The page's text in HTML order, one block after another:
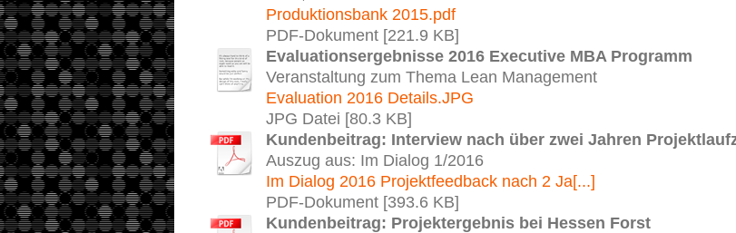
Produktionsbank 2015.pdf
PDF-Dokument [221.9 KB]
Evaluationsergebnisse 2016 Executive MBA Programm
Veranstaltung zum Thema Lean Management
Evaluation 2016 Details.JPG
JPG Datei [80.3 KB]
Kundenbeitrag: Interview nach über zwei Jahren
Auszug aus: Im Dialog 1/2016
Im Dialog 2016 Projektfeedback nach 2 Ja[...]
PDF-Dokument [393.6 KB]
Kundenbeitrag: Projektergebnis bei Hessen Forst